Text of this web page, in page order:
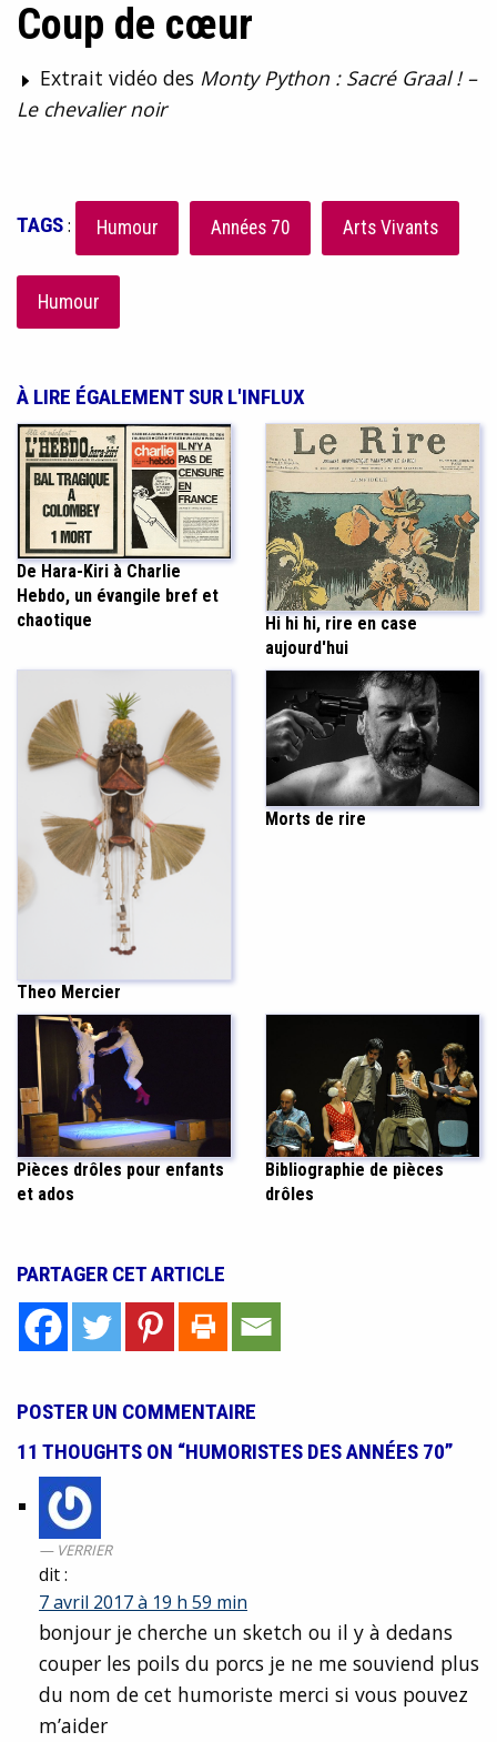
Coup de cœur
Extrait vidéo des Monty Python : Sacré Graal ! –
Le chevalier noir
TAGS: Humour Années 70 Arts Vivants
Humour
À LIRE ÉGALEMENT SUR L'INFLUX
De Hara-Kiri à Charlie
Hebdo, un évangile bref et
chaotique
Hi hi hi, rire en case
aujourd'hui
Theo Mercier
Morts de rire
Pièces drôles pour enfants
et ados
Bibliographie de pièces
drôles
PARTAGER CET ARTICLE
POSTER UN COMMENTAIRE
11 THOUGHTS ON “HUMORISTES DES ANNÉES 70”
VERRIER
dit :
7 avril 2017 à 19 h 59 min
bonjour je cherche un sketch ou il y à dedans
couper les poils du porcs je ne me souviend plus
du nom de cet humoriste merci si vous pouvez
m’aider